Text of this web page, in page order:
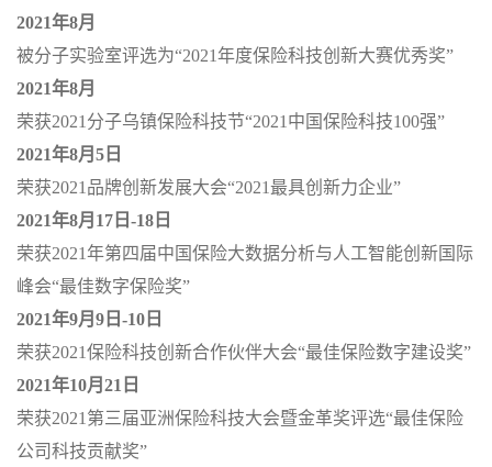
2021年8月
被分子实验室评选为“2021年度保险科技创新大赛优秀奖”
2021年8月
荣获2021 分子乌镇保险科技节“2021 中国保险科技100强”
2021年8月 5 日
荣获2021 品牌创新发展大会“2021最具创新力企业”
2021年8月 17 日 -18 日
荣获2021年第四届中国保险大数据分析与人工智能创新国际
峰会“最佳数字保险奖”
2021年9月 9 日 -10 日
荣获2021保险科技创新合作伙伴大会“最佳保险数字建设奖”
2021年10月 21 日
荣获2021 第三届亚洲保险科技大会暨金革奖评选“最佳保险
公司科技贡献奖”